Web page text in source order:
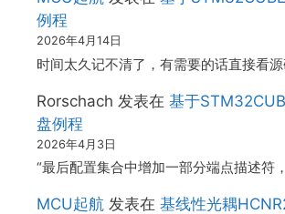
例程
2026年4月14日
时间太久记不清了，有需要的话直接看
Rorschach 发表在 基于
盘例程
2026年4月3日
“最后配置集合中增加一部分端点描述符
MCU起航 发表在 基线性光耦